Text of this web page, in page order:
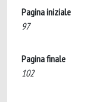
Pagina iniziale
97
Pagina finale
102